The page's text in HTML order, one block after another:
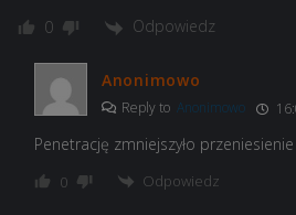
0 Odpowiedz
Anonimowo
Reply to Anonimowo
Penetrację zmniejszyło przeniesienie
0 Odpowiedz